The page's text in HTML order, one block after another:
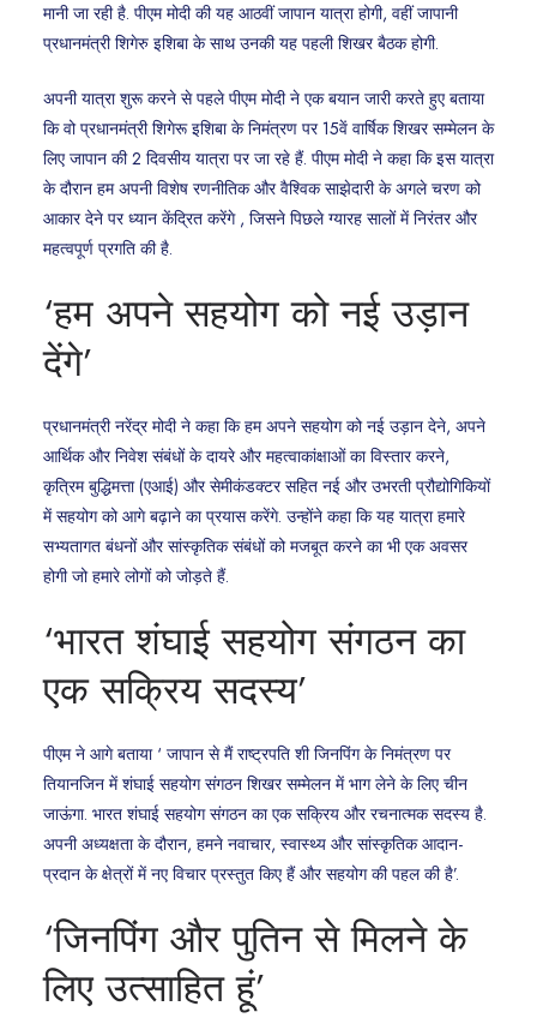
मानी जा रही है. पीएम मोदी की यह आठवीं जापान यात्रा होगी, वहीं जापानी
प्रधानमंत्री शिगेरु इशिबा के साथ उनकी यह पहली शिखर बैठक होगी.
अपनी यात्रा शुरू करने से पहले पीएम मोदी ने एक बयान जारी करते हुए बताया
कि वो प्रधानमंत्री शिगेरू इशिबा के निमंत्रण पर 15वें वार्षिक शिखर सम्मेलन के
लिए जापान की 2 दिवसीय यात्रा पर जा रहे हैं. पीएम मोदी ने कहा कि इस यात्रा
के दौरान हम अपनी विशेष रणनीतिक और वैश्विक साझेदारी के अगले चरण को
आकार देने पर ध्यान केंद्रित करेंगे , जिसने पिछले ग्यारह सालों में निरंतर और
महत्वपूर्ण प्रगति की है.
‘हम अपने सहयोग को नई उड़ान
देंगे’
प्रधानमंत्री नरेंद्र मोदी ने कहा कि हम अपने सहयोग को नई उड़ान देने, अपने
आर्थिक और निवेश संबंधों के दायरे और महत्वाकांक्षाओं का विस्तार करने,
कृत्रिम बुद्धिमत्ता (एआई) और सेमीकंडक्टर सहित नई और उभरती प्रौद्योगिकियों
में सहयोग को आगे बढ़ाने का प्रयास करेंगे. उन्होंने कहा कि यह यात्रा हमारे
सभ्यतागत बंधनों और सांस्कृतिक संबंधों को मजबूत करने का भी एक अवसर
होगी जो हमारे लोगों को जोड़ते हैं.
‘भारत शंघाई सहयोग संगठन का
एक सक्रिय सदस्य’
पीएम ने आगे बताया ‘ जापान से मैं राष्ट्रपति शी जिनपिंग के निमंत्रण पर
तियानजिन में शंघाई सहयोग संगठन शिखर सम्मेलन में भाग लेने के लिए चीन
जाऊंगा. भारत शंघाई सहयोग संगठन का एक सक्रिय और रचनात्मक सदस्य है.
अपनी अध्यक्षता के दौरान, हमने नवाचार, स्वास्थ्य और सांस्कृतिक आदान-
प्रदान के क्षेत्रों में नए विचार प्रस्तुत किए हैं और सहयोग की पहल की है’.
‘जिनपिंग और पुतिन से मिलने के
लिए उत्साहित हूं’